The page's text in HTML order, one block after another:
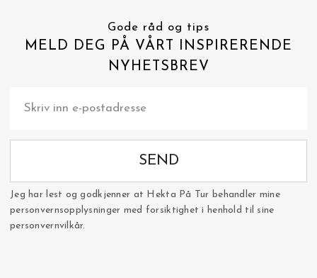
Gode råd og tips
MELD DEG PÅ VÅRT INSPIRERENDE
NYHETSBREV
SEND
Jeg har lest og godkjenner at Hekta På Tur behandler mine
personvernsopplysninger med forsiktighet i henhold til sine
personvernvilkår.